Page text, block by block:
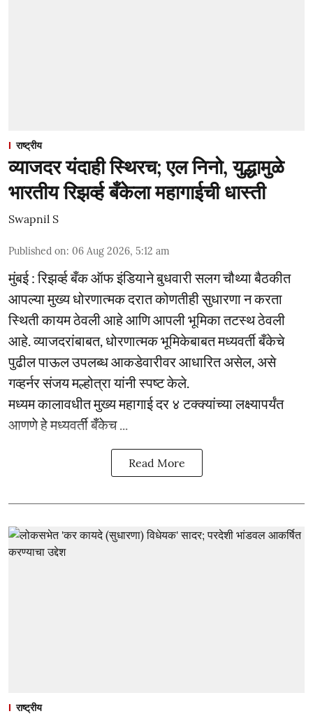
राष्ट्रीय
व्याजदर यंदाही स्थिरच; एल निनो, युद्धामुळे
भारतीय रिझर्व्ह बँकेला महागाईची धास्ती
Swapnil S
Published on: 06 Aug 2026, 5:12 am
मुंबई : रिझर्व्ह बँक ऑफ इंडियाने बुधवारी सलग चौथ्या बैठकीत
आपल्या मुख्य धोरणात्मक दरात कोणतीही सुधारणा न करता
स्थिती कायम ठेवली आहे आणि आपली भूमिका तटस्थ ठेवली
आहे. व्याजदरांबाबत, धोरणात्मक भूमिकेबाबत मध्यवर्ती बँकेचे
पुढील पाऊल उपलब्ध आकडेवारीवर आधारित असेल, असे
गव्हर्नर संजय मल्होत्रा यांनी स्पष्ट केले.
मध्यम कालावधीत मुख्य महागाई दर ४ टक्क्यांच्या लक्ष्यापर्यंत
आणणे हे मध्यवर्ती बँकेच ...
Read More
राष्ट्रीय